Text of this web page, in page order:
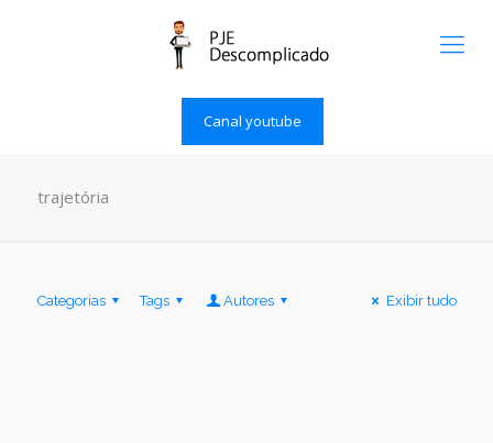
Canal youtube
trajetória
Categorias Tags Autores Exibir tudo